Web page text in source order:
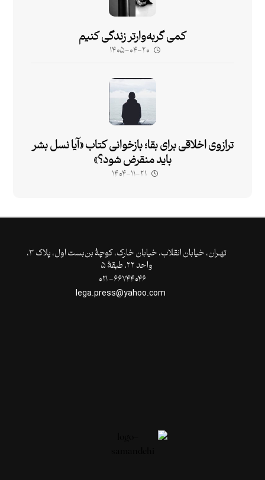
کمی گربه‌وارتر زندگی کنیم
۱۴۰۵-۰۴-۲۰
ترازوی اخلاقی برای بقا؛ بازخوانی کتاب «آیا نسل بشر
باید منقرض شود؟»
۱۴۰۴-۱۱-۲۱
تهـران،‌ خیابان انقلاب، خیابان خارک، کوچۀ بن‌بست اول، پلاک ۳،
واحد ۲۲، طبقۀ ۵